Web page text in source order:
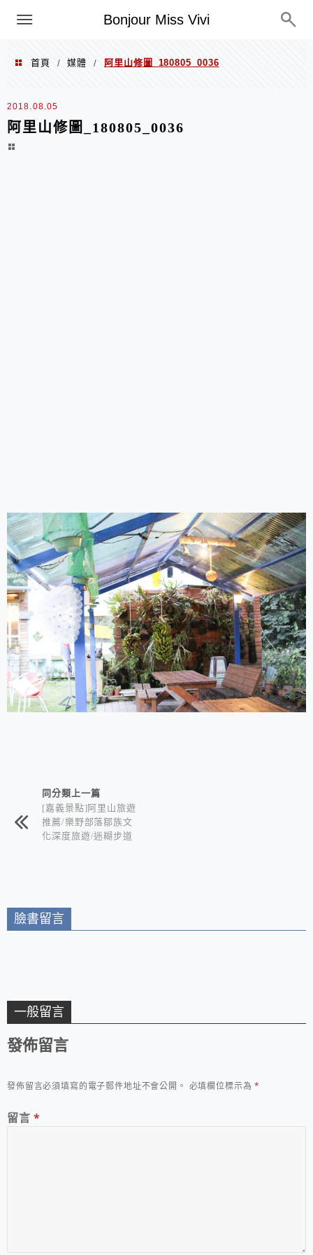
Bonjour Miss Vivi
選單
首頁 / 媒體 / 阿里山修圖_180805_0036
2018.08.05
阿里山修圖_180805_0036
相連文章同分類上一篇
[嘉義景點]阿里山旅遊
推薦/樂野部落鄒族文
化深度旅遊/迷糊步道
臉書留言
一般留言
發佈留言
發佈留言必須填寫的電子郵件地址不會公開。 必填欄位標示為*
留言 *